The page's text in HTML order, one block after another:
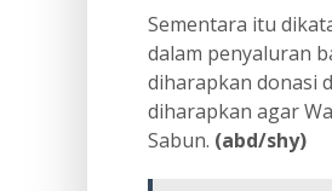
Sementara itu
dalam penyaluran
diharapkan donasi
diharapkan agar
Sabun. (abd/shy)